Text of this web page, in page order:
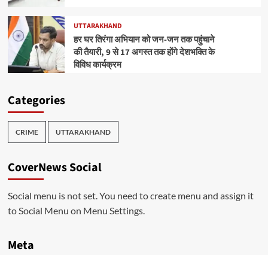
UTTARAKHAND
हर घर तिरंगा अभियान को जन-जन तक पहुंचाने
की तैयारी, 9 से 17 अगस्त तक होंगे देशभक्ति के
विविध कार्यक्रम
Categories
CRIME UTTARAKHAND
CoverNews Social
Social menu is not set. You need to create menu and assign it
to Social Menu on Menu Settings.
Meta